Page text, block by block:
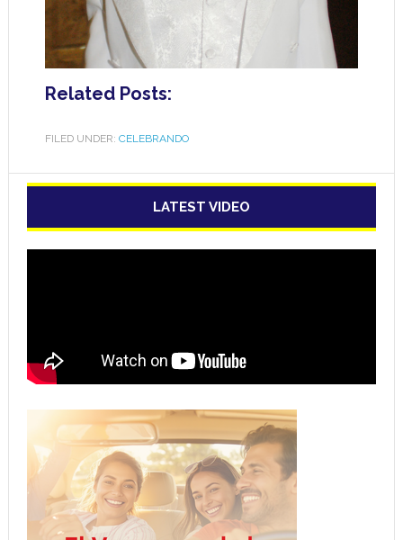
Related Posts:
FILED UNDER: CELEBRANDO
LATEST VIDEO